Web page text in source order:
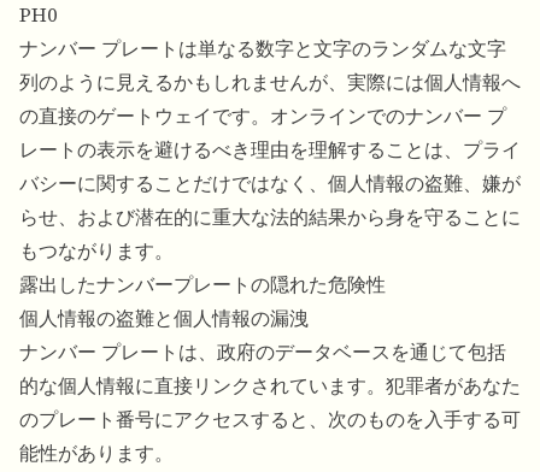
PH0
ナンバー プレートは単なる数字と文字のランダムな文字
列のように見えるかもしれませんが、実際には個人情報へ
の直接のゲートウェイです。オンラインでのナンバー プ
レートの表示を避けるべき理由を理解することは、プライ
バシーに関することだけではなく、個人情報の盗難、嫌が
らせ、および潜在的に重大な法的結果から身を守ることに
もつながります。
露出したナンバープレートの隠れた危険性
個人情報の盗難と個人情報の漏洩
ナンバー プレートは、政府のデータベースを通じて包括
的な個人情報に直接リンクされています。犯罪者があなた
のプレート番号にアクセスすると、次のものを入手する可
能性があります。